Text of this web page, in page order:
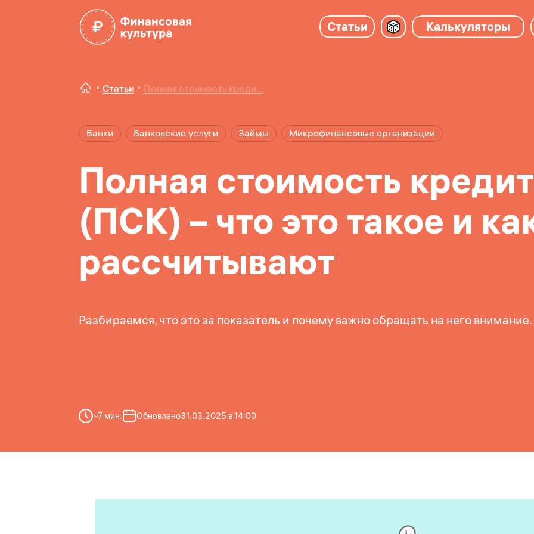
Статьи Калькуляторы
Статьи Полная стоимость креди...
Банки Банковские услуги Займы Микрофинансовые организации
Полная стоимость
(ПСК) – что это такое и
рассчитывают
Разбираемся, что это за показатель и почему важно обращать на него внимание.
~7 мин. Обновлено31.03.2025 в 14:00